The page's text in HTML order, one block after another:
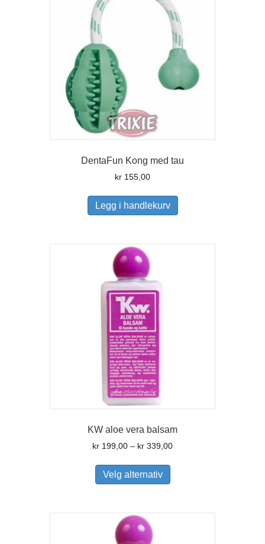
DentaFun Kong med tau
kr 155,00
Legg i handlekurv
KW aloe vera balsam
kr 199,00 – kr 339,00Prisområde:
Velg alternativ
har